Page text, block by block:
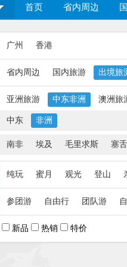
首页 省内周边
广州 香港
省内周边 国内旅游 出境旅
亚洲旅游 中东非洲 澳洲旅
中东 非洲
南非 埃及 毛里求斯 塞
纯玩 蜜月 观光 登山
参团游 自由行 团队游
新品 热销 特价